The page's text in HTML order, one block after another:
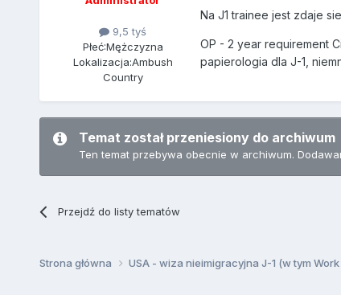
9,5 tyś
Płeć:Mężczyzna
Lokalizacja:Ambush
Country
Na J1 trainee jest zdaje
OP - 2 year requirement
papierologia dla J-1,
Temat został przeniesiony do archiwum
Ten temat przebywa obecnie w archiwum.
Przejdź do listy tematów
Strona główna USA - wiza nieimigracyjna J-1 (w tym Work